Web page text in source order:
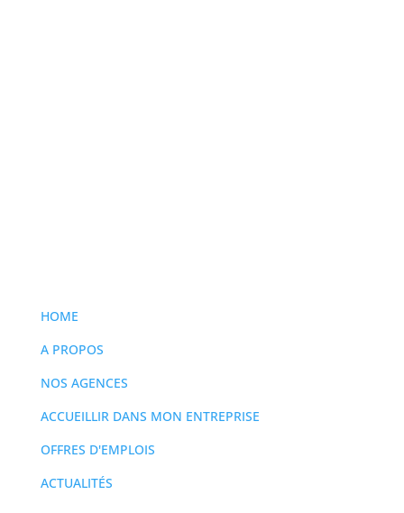
HOME
A PROPOS
NOS AGENCES
ACCUEILLIR DANS MON ENTREPRISE
OFFRES D'EMPLOIS
ACTUALITÉS